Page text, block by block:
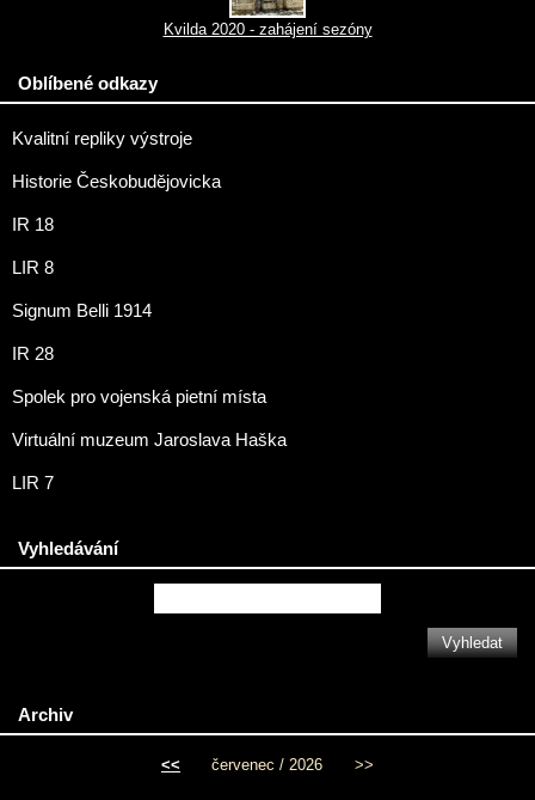
Kvilda 2020 - zahájení sezóny
Oblíbené odkazy
Kvalitní repliky výstroje
Historie Českobudějovicka
IR 18
LIR 8
Signum Belli 1914
IR 28
Spolek pro vojenská pietní místa
Virtuální muzeum Jaroslava Haška
LIR 7
Vyhledávání
Archiv
<< červenec / 2026 >>